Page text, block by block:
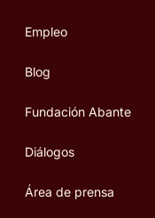
Empleo
Blog
Fundación Abante
Diálogos
Área de prensa